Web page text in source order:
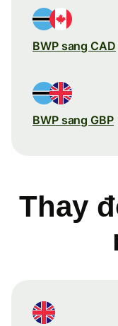
BWP sang CAD
BWP sang GBP
Thay